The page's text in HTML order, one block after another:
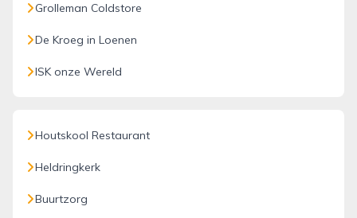
Grolleman Coldstore
De Kroeg in Loenen
ISK onze Wereld
Houtskool Restaurant
Heldringkerk
Buurtzorg